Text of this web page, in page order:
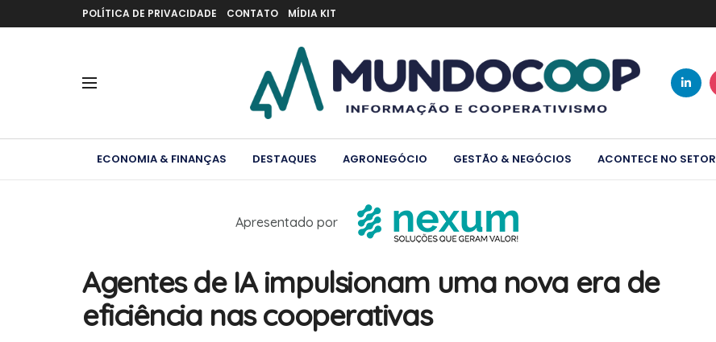
POLÍTICA DE PRIVACIDADE CONTATO MÍDIA KIT
ECONOMIA & FINANÇAS DESTAQUES AGRONEGÓCIO GESTÃO & NEGÓCIOS ACONTECE NO SETOR
Apresentado por
Agentes de IA impulsionam uma nova era de
eficiência nas cooperativas